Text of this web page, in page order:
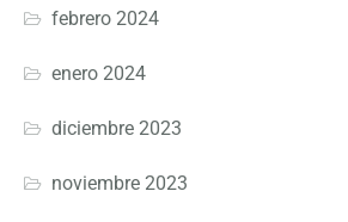
febrero 2024
enero 2024
diciembre 2023
noviembre 2023